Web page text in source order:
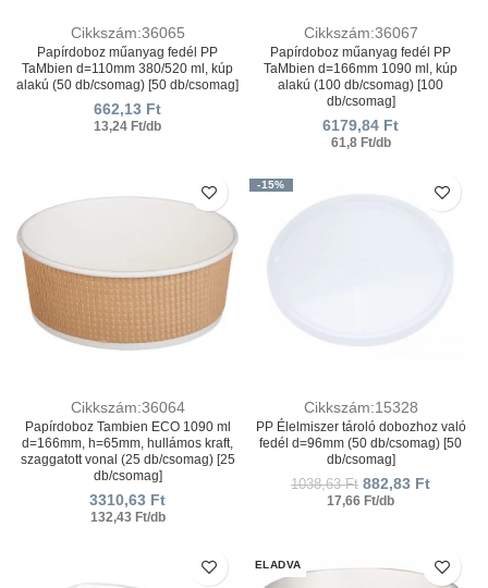
Cikkszám:36065
Papírdoboz műanyag fedél PP
TaMbien d=110mm 380/520 ml, kúp
alakú (50 db/csomag) [50 db/csomag]
662,13 Ft
13,24 Ft/db
Cikkszám:36067
Papírdoboz műanyag fedél PP
TaMbien d=166mm 1090 ml, kúp
alakú (100 db/csomag) [100
db/csomag]
6179,84 Ft
61,8 Ft/db
Cikkszám:36064
Papírdoboz Tambien ECO 1090 ml
d=166mm, h=65mm, hullámos kraft,
szaggatott vonal (25 db/csomag) [25
db/csomag]
3310,63 Ft
132,43 Ft/db
-15%
Cikkszám:15328
PP Élelmiszer tároló dobozhoz való
fedél d=96mm (50 db/csomag) [50
db/csomag]
1038,63Ft 882,83 Ft
17,66 Ft/db
ELADVA